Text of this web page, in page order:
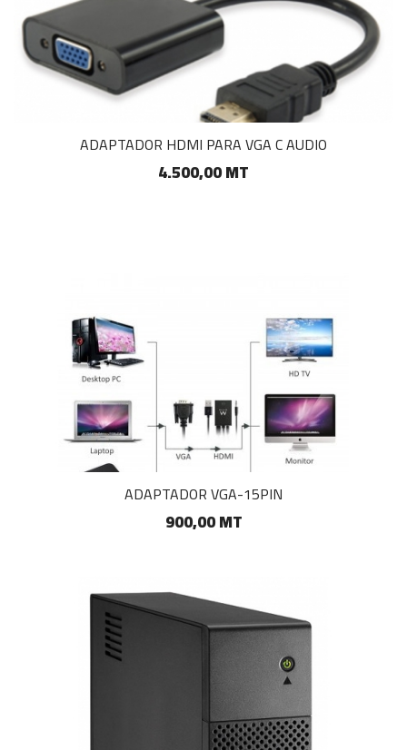
ADAPTADOR HDMI PARA VGA C AUDIO
4.500,00 MT
ADAPTADOR VGA-15PIN
900,00 MT